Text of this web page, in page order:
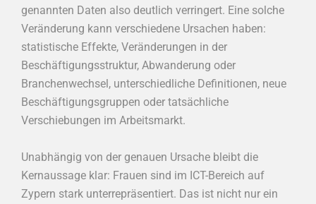
genannten Daten also deutlich verringert. Eine solche
Veränderung kann verschiedene Ursachen haben:
statistische Effekte, Veränderungen in der
Beschäftigungsstruktur, Abwanderung oder
Branchenwechsel, unterschiedliche Definitionen, neue
Beschäftigungsgruppen oder tatsächliche
Verschiebungen im Arbeitsmarkt.
Unabhängig von der genauen Ursache bleibt die
Kernaussage klar: Frauen sind im ICT-Bereich auf
Zypern stark unterrepräsentiert. Das ist nicht nur ein